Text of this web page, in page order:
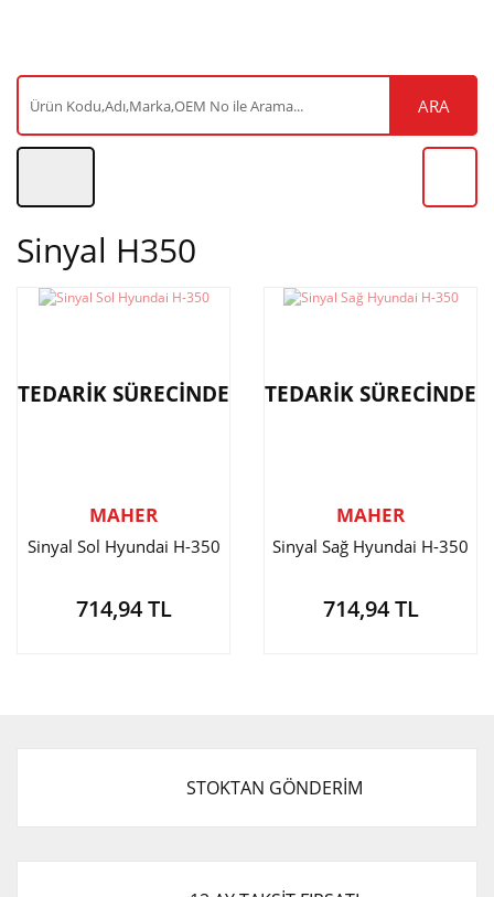
ARA
Sinyal H350
TEDARİK SÜRECİNDE
MAHER
Sinyal Sol Hyundai H-350
714,94 TL
TEDARİK SÜRECİNDE
MAHER
Sinyal Sağ Hyundai H-350
714,94 TL
STOKTAN GÖNDERİM